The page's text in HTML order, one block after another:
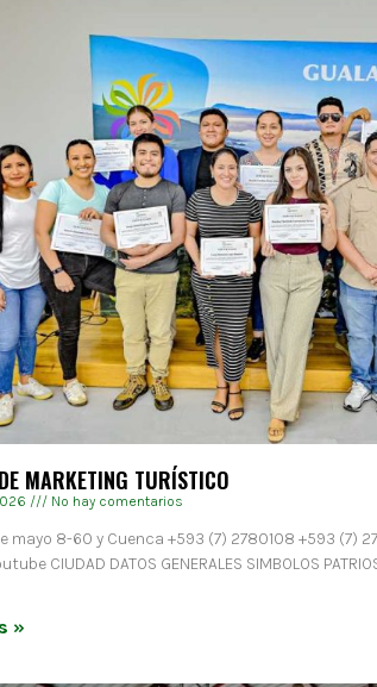
MARKETING TURÍSTICO
No hay comentarios
mayo 8-60 y Cuenca +593 (7) 2780108 +593 (7)
CIUDAD DATOS GENERALES SIMBOLOS
»